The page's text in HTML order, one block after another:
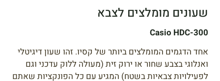
שעונים מומלצים לצבא
Casio HDC-300
אחד הדגמים המומלצים ביותר של קסיו. זהו שעון דיגיטלי
ואנלוגי בצבע שחור או ירוק זית (מעולה ללוק עדכני וגם
לפעילויות צבאיות בשטח) המגיע עם כל הפונקציות שאתם